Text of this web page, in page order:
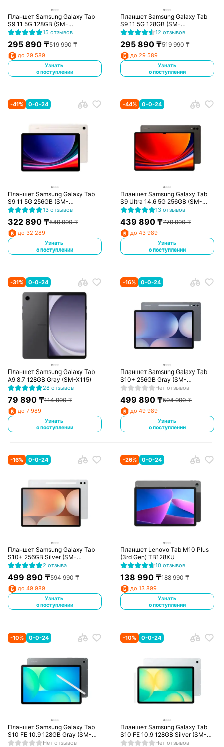
Планшет Samsung Galaxy Tab
S9 11 5G 128GB (SM-
X716BZAASKZ)15 отзывов
295 890₸519 990₸
до 29 589
Узнать
о поступлении
Планшет Samsung Galaxy Tab
S9 11 5G 128GB (SM-
X716BZEASKZ)12 отзывов
295 890 ₸519 990₸
до 29 589
Узнать
о поступлении
-41% 0-0-24
Планшет Samsung Galaxy Tab
S9 11 5G 256GB (SM-
X716BZEESKZ)13 отзывов
322 890₸549 990₸
до 32 289
Узнать
о поступлении
-44% 0-0-24
Планшет Samsung Galaxy Tab
S9 Ultra 14.6 5G 256GB (SM-
X916BZAASKZ)13 отзывов
439 890 ₸779 990₸
до 43 989
Узнать
о поступлении
-31% 0-0-24
Планшет Samsung Galaxy Tab
A9 8.7 128GB Gray (SM-X115)
28 отзывов
79 890₸114 990₸
до 7 989
Узнать
о поступлении
-16% 0-0-24
Планшет Samsung Galaxy Tab
S10+ 256GB Gray (SM-
X826BZARSKZ)Нет отзывов
499 890 ₸594 990₸
до 49 989
Узнать
о поступлении
-16% 0-0-24
Планшет Samsung Galaxy Tab
S10+ 256GB Silver (SM-
X826BZSRSKZ)2 отзыва
499 890₸594 990₸
до 49 989
Узнать
о поступлении
-26% 0-0-24
Планшет Lenovo Tab M10 Plus
(3rd Gen) TB128XU
10 отзывов
138 990 ₸188 990₸
до 13 899
Узнать
о поступлении
-10% 0-0-24
Планшет Samsung Galaxy Tab
S10 FE 10.9 128GB Gray (SM-
X526BZARSKZ)Нет отзывов
-10% 0-0-24
Планшет Samsung Galaxy Tab
S10 FE 10.9 128GB Silver (SM-
X526BZSRSKZ)Нет отзывов